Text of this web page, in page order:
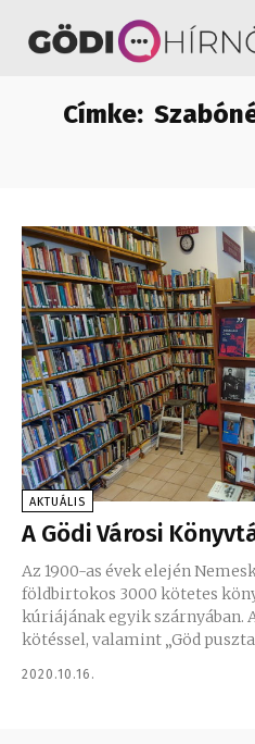
Címke:
AKTUÁLIS
A Gödi Városi
Az 1900-as évek elején
földbirtokos 3000 kötetes
kúriájának egyik szárnyában.
kötéssel, valamint „Göd
2020.10.16.